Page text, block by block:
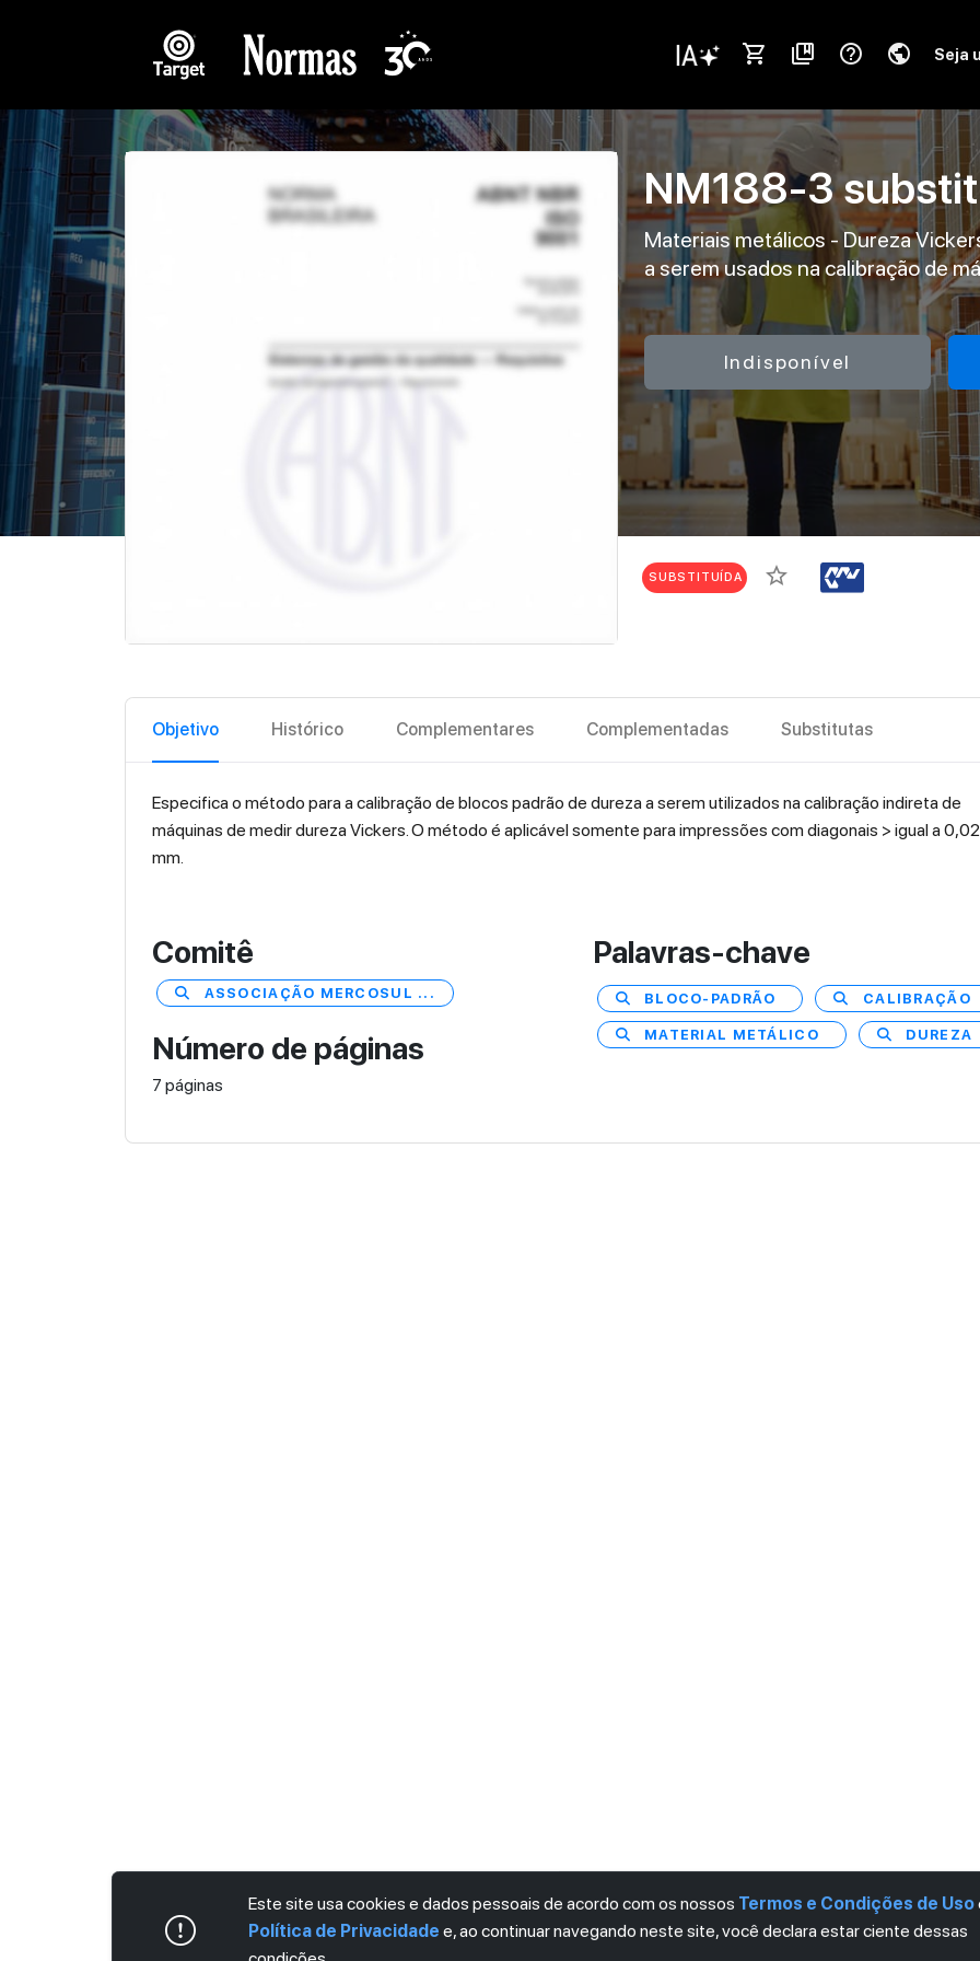
shopping_cart collections_bookmark help_outline public Seja
NM188-3
Materiais metálicos - Dureza
a serem usados na calibração de
Indisponível
SUBSTITUÍDA star_border
Objetivo Histórico Complementares Complementadas Substitutas
Especifica o método para a calibração de blocos padrão de dureza a serem utilizados na calibração indireta de
máquinas de medir dureza Vickers. O método é aplicável somente para impressões com diagonais > igual a
mm.
Comitê
ASSOCIAÇÃO MERCOSUL ...
Número de páginas
7 páginas
Palavras-chave
BLOCO-PADRÃO CALIBRAÇÃO
MATERIAL METÁLICO DUREZA
Este site usa cookies e dados pessoais de acordo com os nossos Termos e Condições de Uso
Política de Privacidade e, ao continuar navegando neste site, você declara estar ciente dessas